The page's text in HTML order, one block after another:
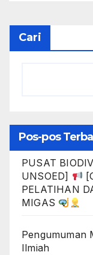
E-learning
Cari
Pos-pos
PUSAT
UNSOED]
PELATIHAN
MIGAS
Pengumuman
Ilmiah